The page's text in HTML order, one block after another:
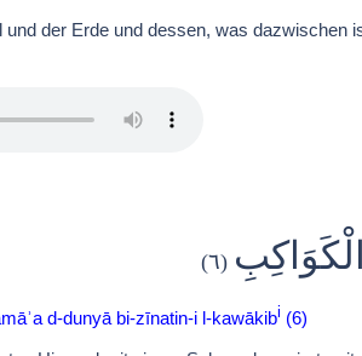
der Erde und dessen, was dazwischen
الْكَوَاكِبِ (٦)
d-dunyā bi-zīnatin-i l-kawākibi (6)